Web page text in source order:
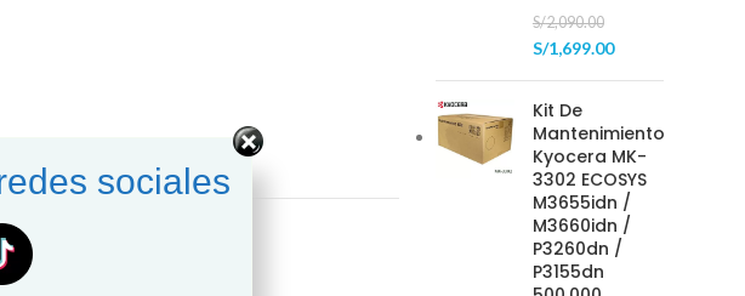
S/2,090.00
S/1,699.00
Kit De
Mantenimiento
Kyocera MK-
3302 ECOSYS
M3655idn /
M3660idn /
P3260dn /
P3155dn
sociales